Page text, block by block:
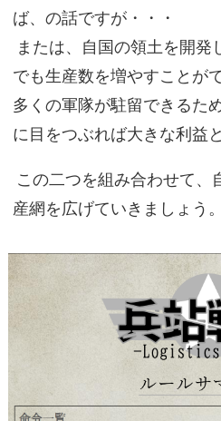
ば、の話ですが・・・
または、自国の領土を開発
でも生産数を増やすことが
多くの軍隊が駐留できるた
に目をつぶれば大きな利益
この二つを組み合わせて、
産網を広げていきましょう。